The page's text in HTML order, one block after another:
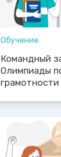
Обучение
Командный
Олимпиады